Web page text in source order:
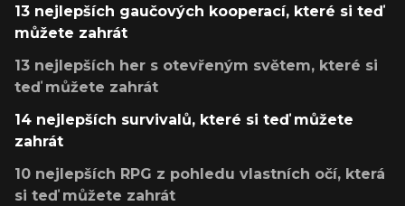
13 nejlepších gaučových kooperací, které si teď
můžete zahrát
13 nejlepších her s otevřeným světem, které si
teď můžete zahrát
14 nejlepších survivalů, které si teď můžete
zahrát
10 nejlepších RPG z pohledu vlastních očí, která
si teď můžete zahrát